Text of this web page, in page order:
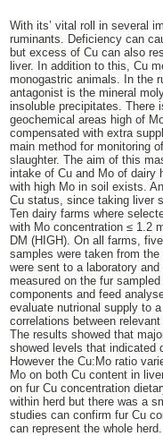
With its’ vital roll in several
ruminants. Deficiency can
but excess of Cu can also
liver. In addition to this, Cu
monogastric animals. In the
antagonist is the mineral
insoluble precipitates. There
geochemical areas high of
compensated with extra
main method for monitoring
slaughter. The aim of this
intake of Cu and Mo of dairy
with high Mo in soil exists.
Cu status, since taking liver
Ten dairy farms where
with Mo concentration ≤ 1.2
DM (HIGH). On all farms,
samples were taken from
were sent to a laboratory
measured on the fur
components and feed
evaluate nutrional supply to
correlations between
The results showed that
showed levels that indicated
However the Cu:Mo ratio
Mo on both Cu content in
on fur Cu concentration
within herd but there was a
studies can confirm fur Cu
can represent the whole herd.